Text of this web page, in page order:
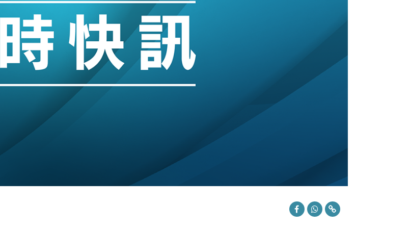
粦接任
勢
順差達1125億美元
億日圓干預創新高
緊張
公司